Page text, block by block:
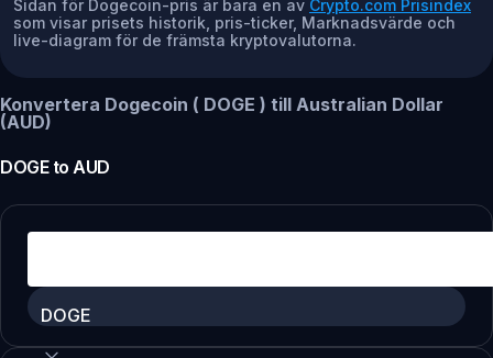
Sidan för Dogecoin-pris är bara en av Crypto.com Prisindex
som visar prisets historik, pris-ticker, Marknadsvärde och
live-diagram för de främsta kryptovalutorna.
Konvertera Dogecoin ( DOGE ) till Australian Dollar
(AUD)
DOGEtoAUD
DOGE